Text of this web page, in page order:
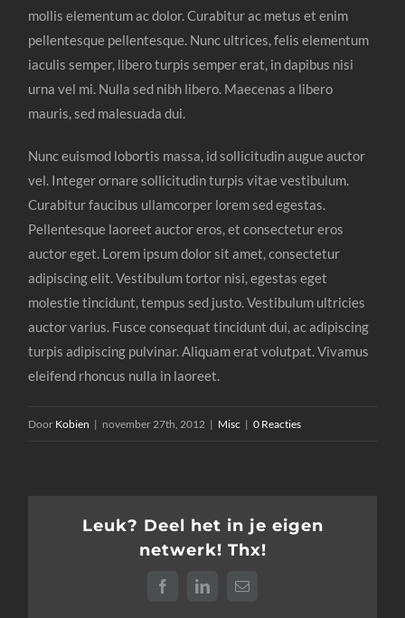
mollis elementum ac dolor. Curabitur ac metus et enim
pellentesque pellentesque. Nunc ultrices, felis elementum
iaculis semper, libero turpis semper erat, in dapibus nisi
urna vel mi. Nulla sed nibh libero. Maecenas a libero
mauris, sed malesuada dui.
Nunc euismod lobortis massa, id sollicitudin augue auctor
vel. Integer ornare sollicitudin turpis vitae vestibulum.
Curabitur faucibus ullamcorper lorem sed egestas.
Pellentesque laoreet auctor eros, et consectetur eros
auctor eget. Lorem ipsum dolor sit amet, consectetur
adipiscing elit. Vestibulum tortor nisi, egestas eget
molestie tincidunt, tempus sed justo. Vestibulum ultricies
auctor varius. Fusce consequat tincidunt dui, ac adipiscing
turpis adipiscing pulvinar. Aliquam erat volutpat. Vivamus
eleifend rhoncus nulla in laoreet.
Door Kobien | november 27th, 2012 | Misc | 0 Reacties
Leuk? Deel het in je eigen
netwerk! Thx!
FacebookLinkedIn
E-